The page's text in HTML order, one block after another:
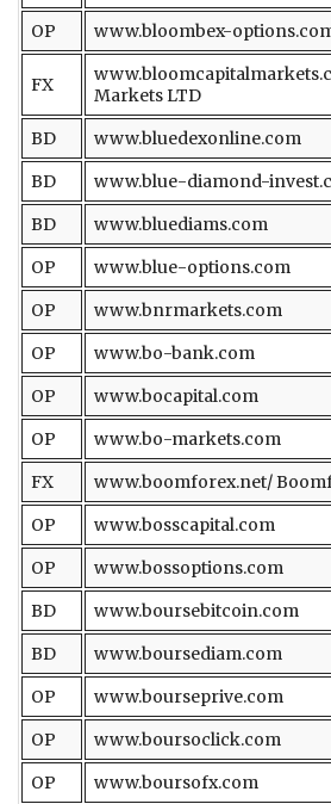
OP
www.bloombex-
FX
Markets LTD
BD
www.bluedexonline.com
BD
www.blue-diamond-
BD
www.bluediams.com
OP
www.blue-options.com
OP
www.bnrmarkets.com
OP
www.bo-bank.com
OP
www.bocapital.com
OP
www.bo-markets.com
FX
www.boomforex.net/
OP
www.bosscapital.com
OP
www.bossoptions.com
BD
www.boursebitcoin.com
BD
www.boursediam.com
OP
www.bourseprive.com
OP
www.boursoclick.com
OP
www.boursofx.com